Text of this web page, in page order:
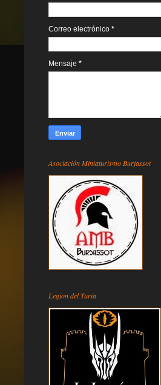
Correo electrónico *
Mensaje *
Asociación Miniaturismo Burjassot
Legion del Turia